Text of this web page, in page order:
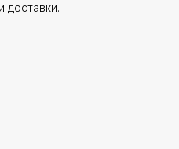
доставки.